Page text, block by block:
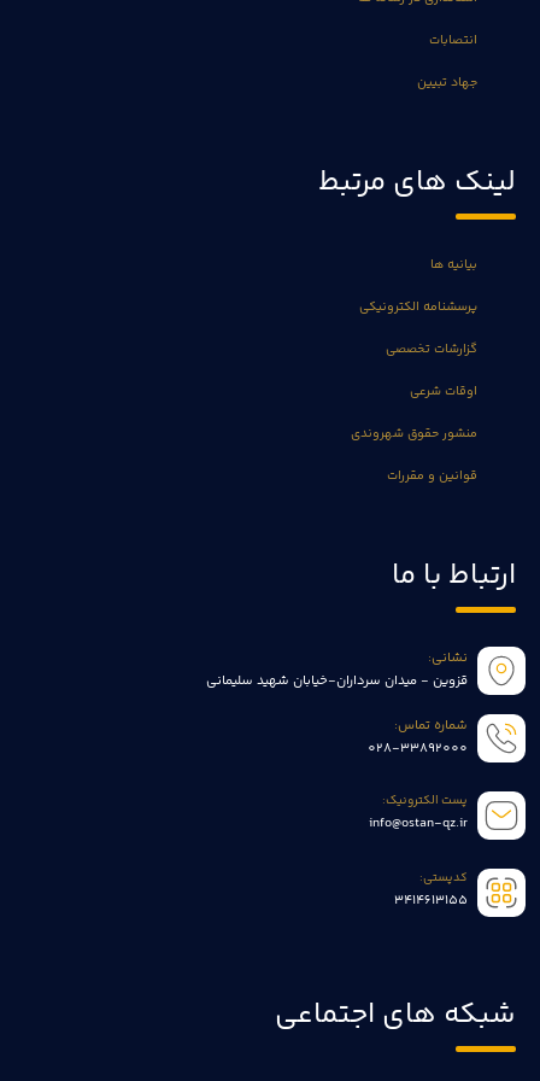
انتصابات
جهاد تبیین
لینک های مرتبط
بیانیه ها
پرسشنامه الکترونیکی
گزارشات تخصصی
اوقات شرعی
منشور حقوق شهروندی
قوانین و مقررات
ارتباط با ما
نشانی:
قزوین - میدان سرداران-خیابان شهید سلیمانی
شماره تماس:
028-33892000
پست الکترونیک:
info@ostan-qz.ir
کدپستی:
3414613155
شبکه های اجتماعی